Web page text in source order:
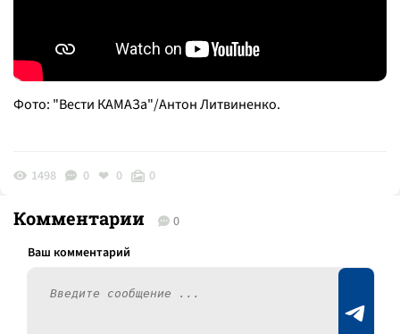
Фото: "Вести КАМАЗа"/Антон Литвиненко.
1498 0 0 0
Комментарии 0